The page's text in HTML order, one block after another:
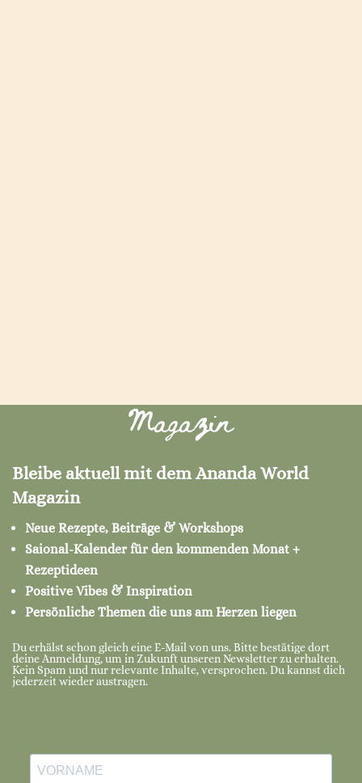
Magazin
Bleibe aktuell mit dem Ananda World
Magazin
Neue Rezepte, Beiträge & Workshops
Saional-Kalender für den kommenden Monat +
Rezeptideen
Positive Vibes & Inspiration
Persönliche Themen die uns am Herzen liegen
Du erhälst schon gleich eine E-Mail von uns. Bitte bestätige dort
deine Anmeldung, um in Zukunft unseren Newsletter zu erhalten.
Kein Spam und nur relevante Inhalte, versprochen. Du kannst dich
jederzeit wieder austragen.